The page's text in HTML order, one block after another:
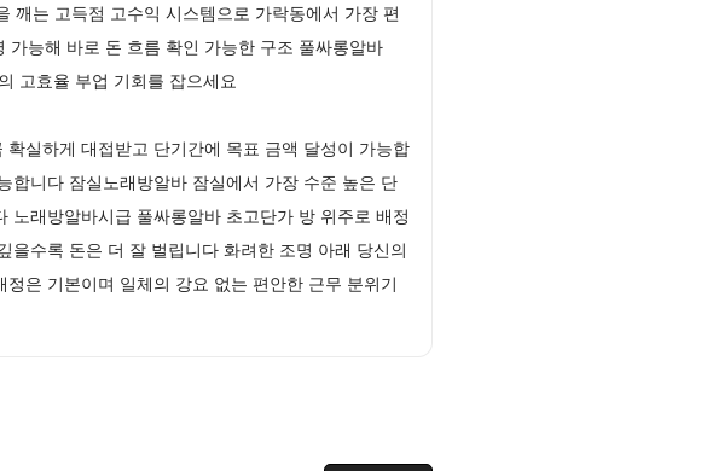
깨는 고득점 고수익 시스템으로 가락동에서 가장 편
능해 바로 돈 흐름 확인 가능한 구조 풀싸롱알바
고효율 부업 기회를 잡으세요
실하게 대접받고 단기간에 목표 금액 달성이 가능합
합니다 잠실노래방알바 잠실에서 가장 수준 높은 단
래방알바시급 풀싸롱알바 초고단가 방 위주로 배정
을수록 돈은 더 잘 벌립니다 화려한 조명 아래 당신의
은 기본이며 일체의 강요 없는 편안한 근무 분위기